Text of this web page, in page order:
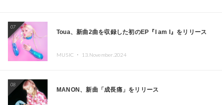
07
Toua、新曲2曲を収録した初のEP『I am I』をリリース
MUSIC ・ 13.November.2024
08
MANON、新曲「成長痛」をリリース